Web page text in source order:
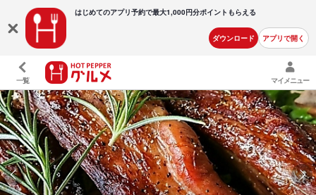
はじめてのアプリ予約で最大1,000円分ポイントもらえる
ダウンロード アプリで開く
一覧 マイメニュー